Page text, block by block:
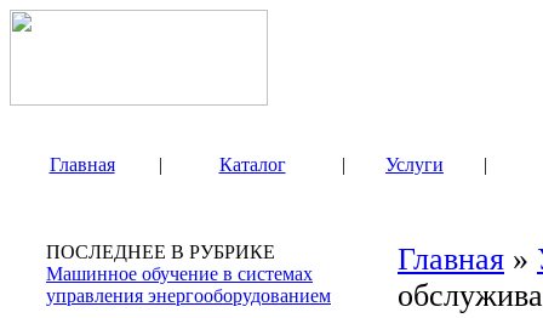
Главная | Каталог | Услуги |
ПОСЛЕДНЕЕ В РУБРИКЕ
Машинное обучение в системах
управления энергооборудованием
Главная »